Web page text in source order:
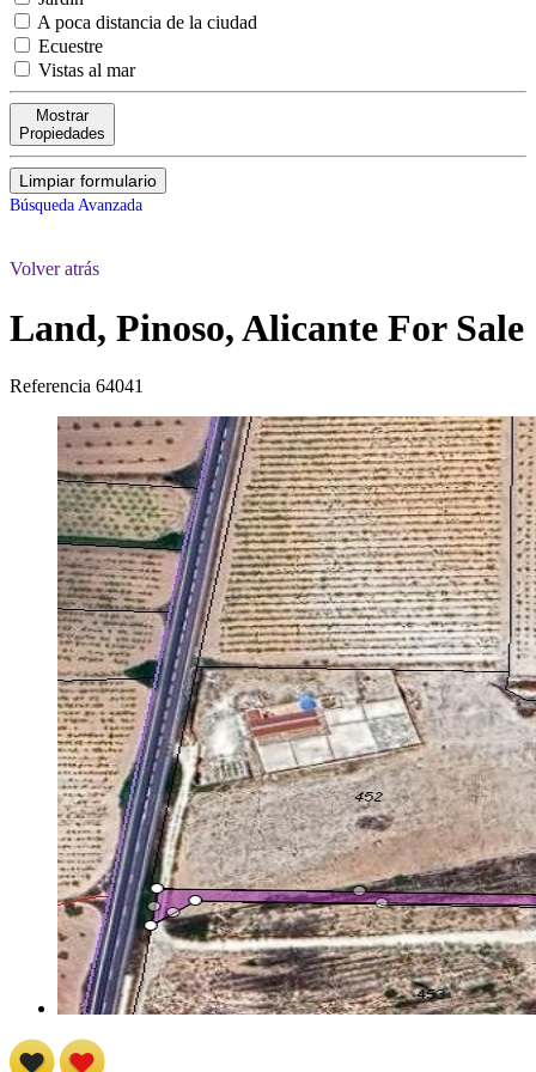
A poca distancia de la ciudad
Ecuestre
Vistas al mar
Mostrar
Propiedades
Limpiar formulario
Búsqueda Avanzada
Volver atrás
Land, Pinoso, Alicante For Sale
Referencia 64041